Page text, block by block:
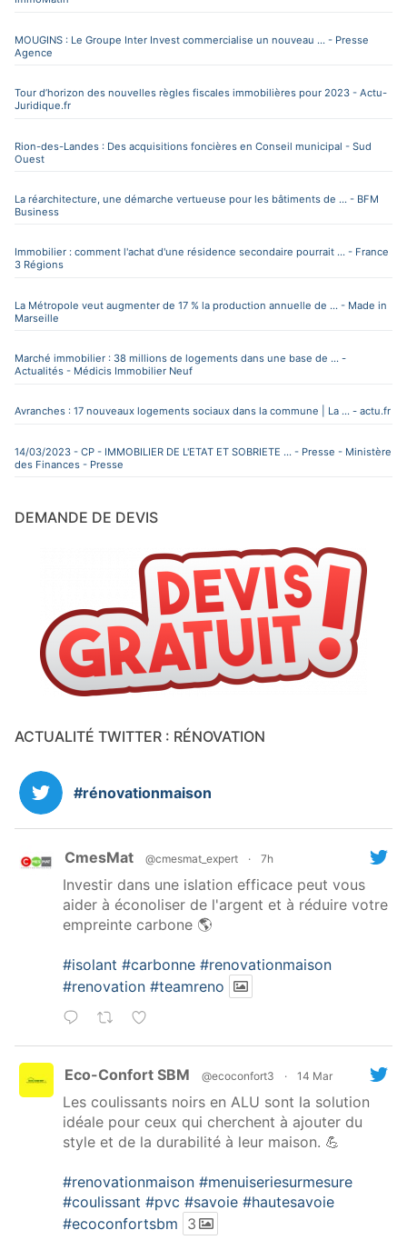
MOUGINS : Le Groupe Inter Invest commercialise un nouveau ... - Presse
Agence
Tour d’horizon des nouvelles règles fiscales immobilières pour 2023 - Actu-
Juridique.fr
Rion-des-Landes : Des acquisitions foncières en Conseil municipal - Sud
Ouest
La réarchitecture, une démarche vertueuse pour les bâtiments de ... - BFM
Business
Immobilier : comment l'achat d'une résidence secondaire pourrait ... - France
3 Régions
La Métropole veut augmenter de 17 % la production annuelle de ... - Made in
Marseille
Marché immobilier : 38 millions de logements dans une base de ... -
Actualités - Médicis Immobilier Neuf
Avranches : 17 nouveaux logements sociaux dans la commune | La ... - actu.fr
14/03/2023 - CP - IMMOBILIER DE L'ETAT ET SOBRIETE ... - Presse - Ministère
des Finances - Presse
DEMANDE DE DEVIS
ACTUALITÉ TWITTER : RÉNOVATION
#rénovationmaison
CmesMat @cmesmat_expert · 7h
Investir dans une islation efficace peut vous
aider à éconoliser de l'argent et à réduire votre
empreinte carbone 🌎
#isolant #carbonne #renovationmaison
#renovation #teamreno
Eco-Confort SBM @ecoconfort3 · 14 Mar
Les coulissants noirs en ALU sont la solution
idéale pour ceux qui cherchent à ajouter du
style et de la durabilité à leur maison. 💪
#renovationmaison #menuiseriesurmesure
#coulissant #pvc #savoie #hautesavoie
#ecoconfortsbm 3